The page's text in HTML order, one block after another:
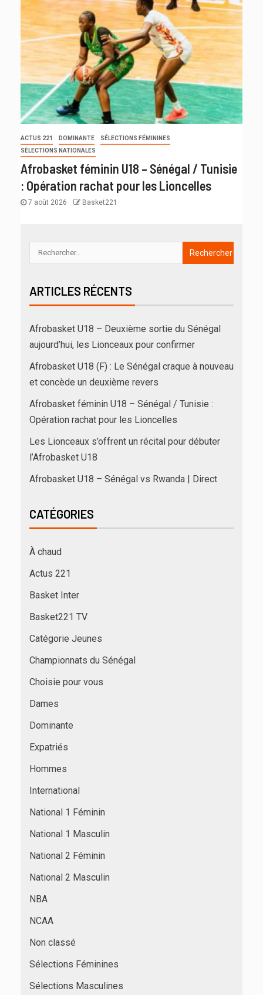
ACTUS 221 DOMINANTE
SÉLECTIONS FÉMININES
SÉLECTIONS NATIONALES
Afrobasket féminin U18 – Sénégal / Tunisie
: Opération rachat pour les Lioncelles
7 août 2026 Basket221
ARTICLES RÉCENTS
Afrobasket U18 – Deuxième sortie du Sénégal
aujourd’hui, les Lionceaux pour confirmer
Afrobasket U18 (F) : Le Sénégal craque à nouveau
et concède un deuxième revers
Afrobasket féminin U18 – Sénégal / Tunisie :
Opération rachat pour les Lioncelles
Les Lionceaux s’offrent un récital pour débuter
l’Afrobasket U18
Afrobasket U18 – Sénégal vs Rwanda | Direct
CATÉGORIES
À chaud
Actus 221
Basket Inter
Basket221 TV
Catégorie Jeunes
Championnats du Sénégal
Choisie pour vous
Dames
Dominante
Expatriés
Hommes
International
National 1 Féminin
National 1 Masculin
National 2 Féminin
National 2 Masculin
NBA
NCAA
Non classé
Sélections Féminines
Sélections Masculines